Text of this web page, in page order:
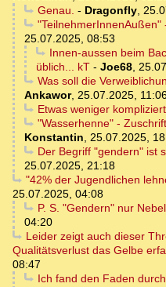
Genau. - Dragonfly,
"TeilnehmerInnenAußen"
25.07.2025, 08:53
Innen-aussen beim
üblich... kT - Joe68,
Was soll die
Ankawor, 25.07.2025,
Etwas weniger
"Wasserhenne" -
Konstantin, 25.07.2025,
Der Begriff "gendern" ist
25.07.2025, 21:18
"42% der Jugendlichen
25.07.2025, 04:08
P. S. "Gendern" nur
04:20
Leider zeigt auch dieser
Qualitätsverlust das Gelbe
08:47
Ich fand den Faden